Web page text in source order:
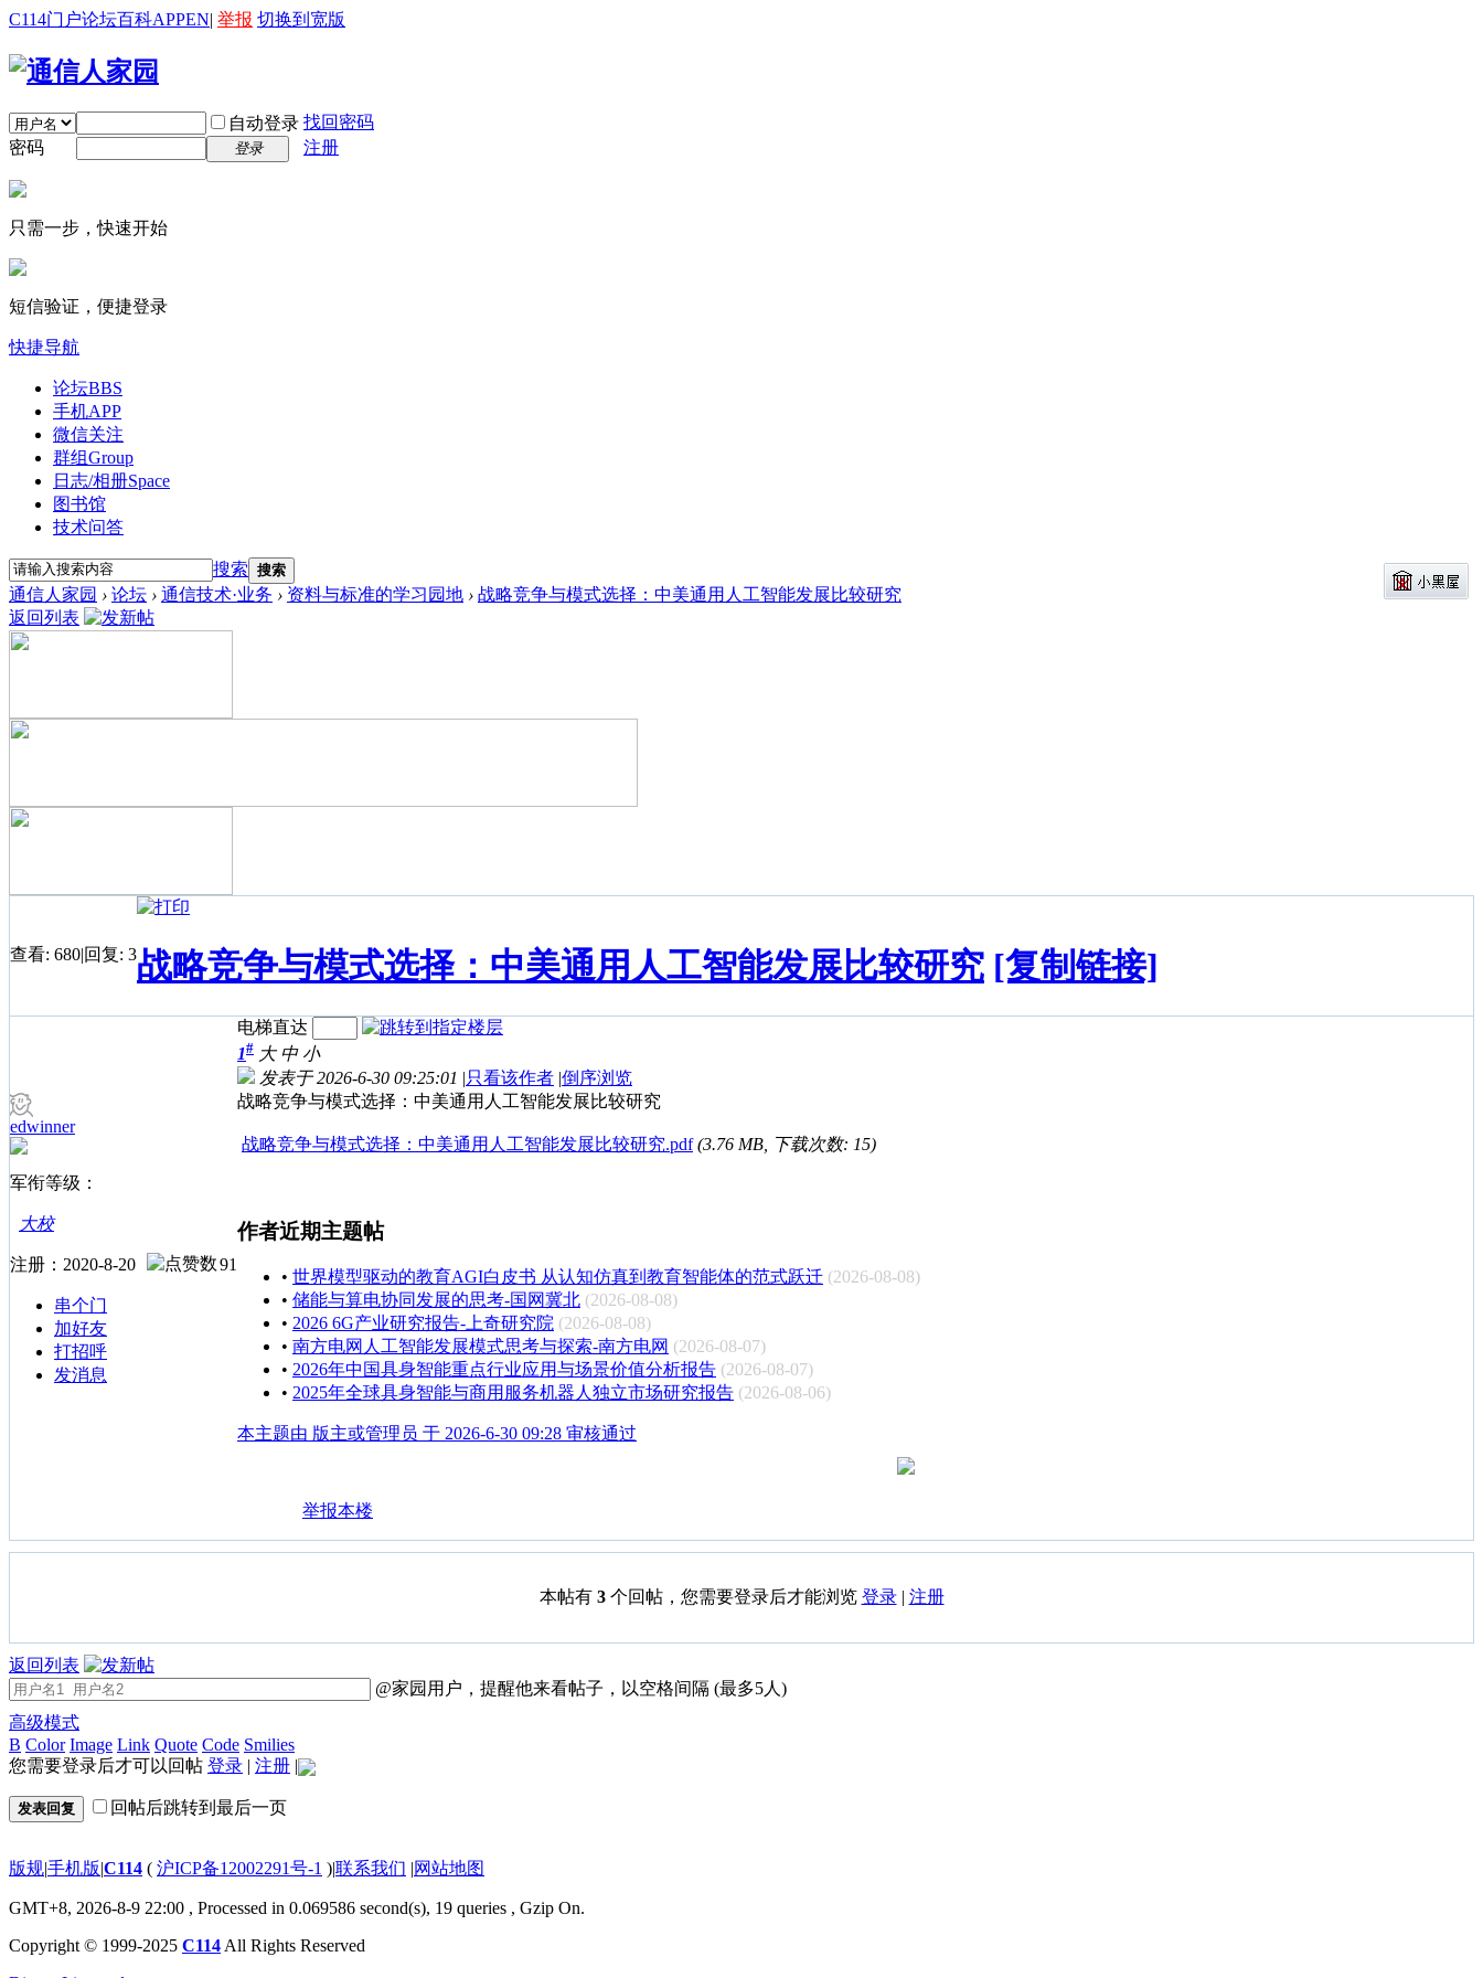
C114门户论坛百科APPEN| 举报 切换到宽版
自动登录 找回密码
密码
登录 注册
只需一步，快速开始
短信验证，便捷登录
快捷导航
论坛BBS
手机APP
微信关注
群组Group
日志/相册Space
图书馆
技术问答
搜索 搜索
通信人家园 › 论坛 › 通信技术·业务 › 资料与标准的学习园地 › 战略竞争与模式选择：中美通用人工智能发展比较研究
返回列表
查看: 680|回复: 3战略竞争与模式选择：中美通用人工智能发展比较研究 [复制链接]
edwinner
军衔等级：
大校
注册：2020-8-20 91
串个门
加好友
打招呼
发消息
电梯直达
1# 大 中 小
发表于 2026-6-30 09:25:01 |只看该作者 |倒序浏览
战略竞争与模式选择：中美通用人工智能发展比较研究
战略竞争与模式选择：中美通用人工智能发展比较研究.pdf (3.76 MB, 下载次数: 15)
作者近期主题帖
• 世界模型驱动的教育AGI白皮书 从认知仿真到教育智能体的范式跃迁 (2026-08-08)
• 储能与算电协同发展的思考-国网冀北 (2026-08-08)
• 2026 6G产业研究报告-上奇研究院 (2026-08-08)
• 南方电网人工智能发展模式思考与探索-南方电网 (2026-08-07)
• 2026年中国具身智能重点行业应用与场景价值分析报告 (2026-08-07)
• 2025年全球具身智能与商用服务机器人独立市场研究报告 (2026-08-06)
本主题由 版主或管理员 于 2026-6-30 09:28 审核通过
举报本楼
本帖有 3个回帖，您需要登录后才能浏览 登录| 注册
返回列表
@家园用户，提醒他来看帖子，以空格间隔 (最多5人)
高级模式
B Color Image Link Quote Code Smilies
您需要登录后才可以回帖 登录 | 注册 |
发表回复 回帖后跳转到最后一页
版规|手机版|C114 ( 沪ICP备12002291号-1 )|联系我们 |网站地图
GMT+8, 2026-8-9 22:00 , Processed in 0.069586 second(s), 19 queries , Gzip On.
Copyright © 1999-2025 C114 All Rights Reserved